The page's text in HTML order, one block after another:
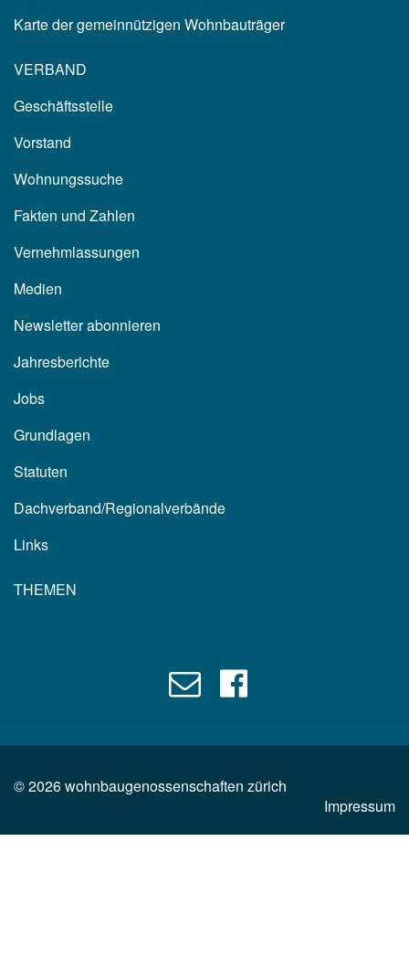
Karte der gemeinnützigen Wohnbauträger
VERBAND
Geschäftsstelle
Vorstand
Wohnungssuche
Fakten und Zahlen
Vernehmlassungen
Medien
Newsletter abonnieren
Jahresberichte
Jobs
Grundlagen
Statuten
Dachverband/Regionalverbände
Links
THEMEN
©2026wohnbaugenossenschaften zürich
Impressum